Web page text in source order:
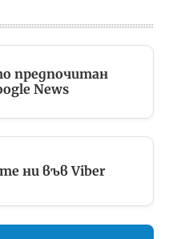
предпочитан
News
ни във Viber